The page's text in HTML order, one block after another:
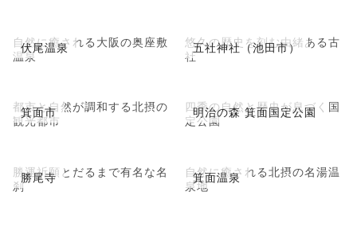
伏尾温泉
自然に癒される大阪の奥座敷
温泉
五社神社（池田市）
悠久の歴史を刻む由緒ある古
社
箕面市
都市と自然が調和する北摂の
観光都市
明治の森 箕面国定公園
四季の自然と歴史が息づく国
定公園
勝尾寺
勝運祈願とだるまで有名な名
刹
箕面温泉
自然に癒される北摂の名湯温
泉地